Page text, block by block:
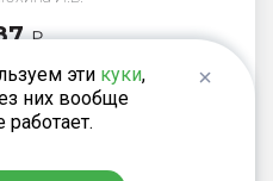
₽
виды разбора в русском
эти куки,
них вообще
работает.